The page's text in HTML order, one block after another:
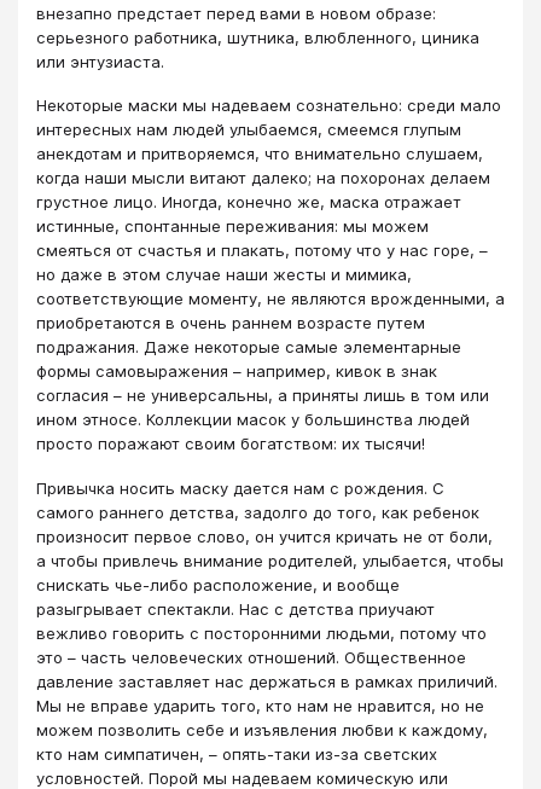
внезапно предстает перед вами в новом образе:
серьезного работника, шутника, влюбленного, циника
или энтузиаста.
Некоторые маски мы надеваем сознательно: среди мало
интересных нам людей улыбаемся, смеемся глупым
анекдотам и притворяемся, что внимательно слушаем,
когда наши мысли витают далеко; на похоронах делаем
грустное лицо. Иногда, конечно же, маска отражает
истинные, спонтанные переживания: мы можем
смеяться от счастья и плакать, потому что у нас горе, –
но даже в этом случае наши жесты и мимика,
соответствующие моменту, не являются врожденными, а
приобретаются в очень раннем возрасте путем
подражания. Даже некоторые самые элементарные
формы самовыражения – например, кивок в знак
согласия – не универсальны, а приняты лишь в том или
ином этносе. Коллекции масок у большинства людей
просто поражают своим богатством: их тысячи!
Привычка носить маску дается нам с рождения. С
самого раннего детства, задолго до того, как ребенок
произносит первое слово, он учится кричать не от боли,
а чтобы привлечь внимание родителей, улыбается, чтобы
снискать чье-либо расположение, и вообще
разыгрывает спектакли. Нас с детства приучают
вежливо говорить с посторонними людьми, потому что
это – часть человеческих отношений. Общественное
давление заставляет нас держаться в рамках приличий.
Мы не вправе ударить того, кто нам не нравится, но не
можем позволить себе и изъявления любви к каждому,
кто нам симпатичен, – опять-таки из-за светских
условностей. Порой мы надеваем комическую или